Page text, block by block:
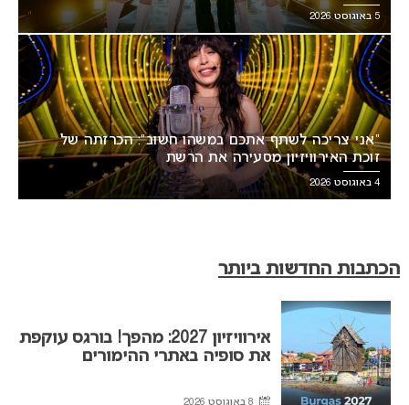
5 באוגוסט 2026
“אני צריכה לשתף אתכם במשהו חשוב”: הכרזתה של
זוכת האירוויזיון מסעירה את הרשת
4 באוגוסט 2026
הכתבות החדשות ביותר
אירוויזיון 2027: מהפך! בורגס עוקפת
את סופיה באתרי ההימורים
8 באוגוסט 2026